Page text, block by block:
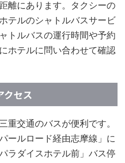
離にあります。タクシーの
テルのシャトルバスサービ
トルバスの運行時間や予約
ホテルに問い合わせて確認
クセス
重交通のバスが便利です。
ールロード経由志摩線」に
ラダイスホテル前」バス停